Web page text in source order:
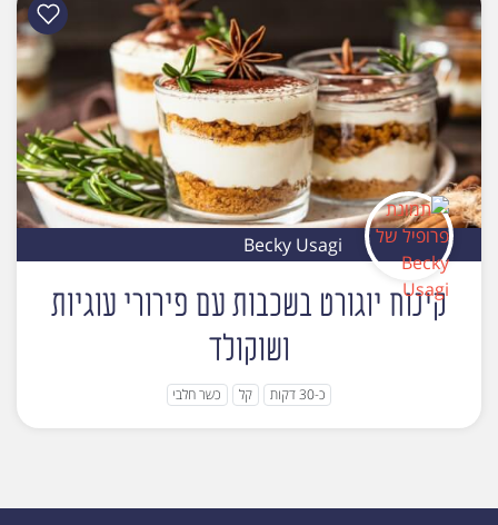
Becky Usagi
קינוח יוגורט בשכבות עם פירורי עוגיות
ושוקולד
כ-30 דקות קל כשר חלבי